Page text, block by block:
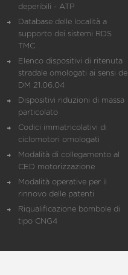
deperibili - ATP
Database delle località a
supporto dei sistemi RDS
TMC
Elenco dispositivi di ritenuta
stradale omologati ai sensi del
DM 21.06.04
Dispositivi riduzioni di massa
particolato
Codici immatricolativi di
ciclomotori omologati
Modalità di collegamento al
CED motorizzazione
Modalità operative per il
rinnovo delle patenti
Riqualificazione bombole di
tipo CNG4